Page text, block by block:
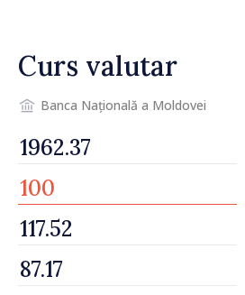
Curs valutar
Banca Națională a Moldovei